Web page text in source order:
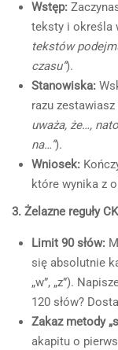
Wstęp:
teksty i określa
tekstów
czasu”).
Stanowiska:
razu
uważa, że…,
na…”).
Wniosek:
które wynika z
3. Żelazne reguły
Limit 90 słów:
się absolutnie
„w”, „z”).
120 słów?
Zakaz metody
akapitu o